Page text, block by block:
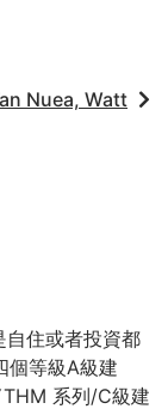
Nuea, Watt
自住或者投資都
個等級A級建
系列/C級建